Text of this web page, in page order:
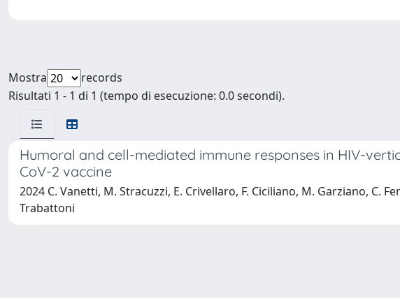
Mostra
records
Risultati 1 - 1 di 1 (tempo di esecuzione: 0.0 secondi).
Humoral and cell-mediated immune responses in HIV-
CoV-2 vaccine
2024 C. Vanetti, M. Stracuzzi, E. Crivellaro, F. Ciciliano, M. Garziano, C.
Trabattoni